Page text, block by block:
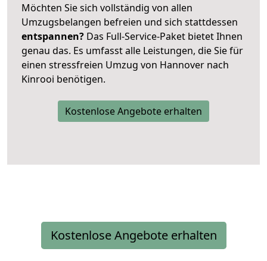
Möchten Sie sich vollständig von allen
Umzugsbelangen befreien und sich stattdessen
entspannen? Das Full-Service-Paket bietet Ihnen
genau das. Es umfasst alle Leistungen, die Sie für
einen stressfreien Umzug von Hannover nach
Kinrooi benötigen.
Kostenlose Angebote erhalten
Kostenlose Angebote erhalten